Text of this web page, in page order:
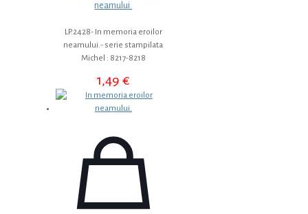
neamului.
LP.2428- In memoria eroilor
neamului.- serie stampilata
Michel : 8217-8218
1,49€